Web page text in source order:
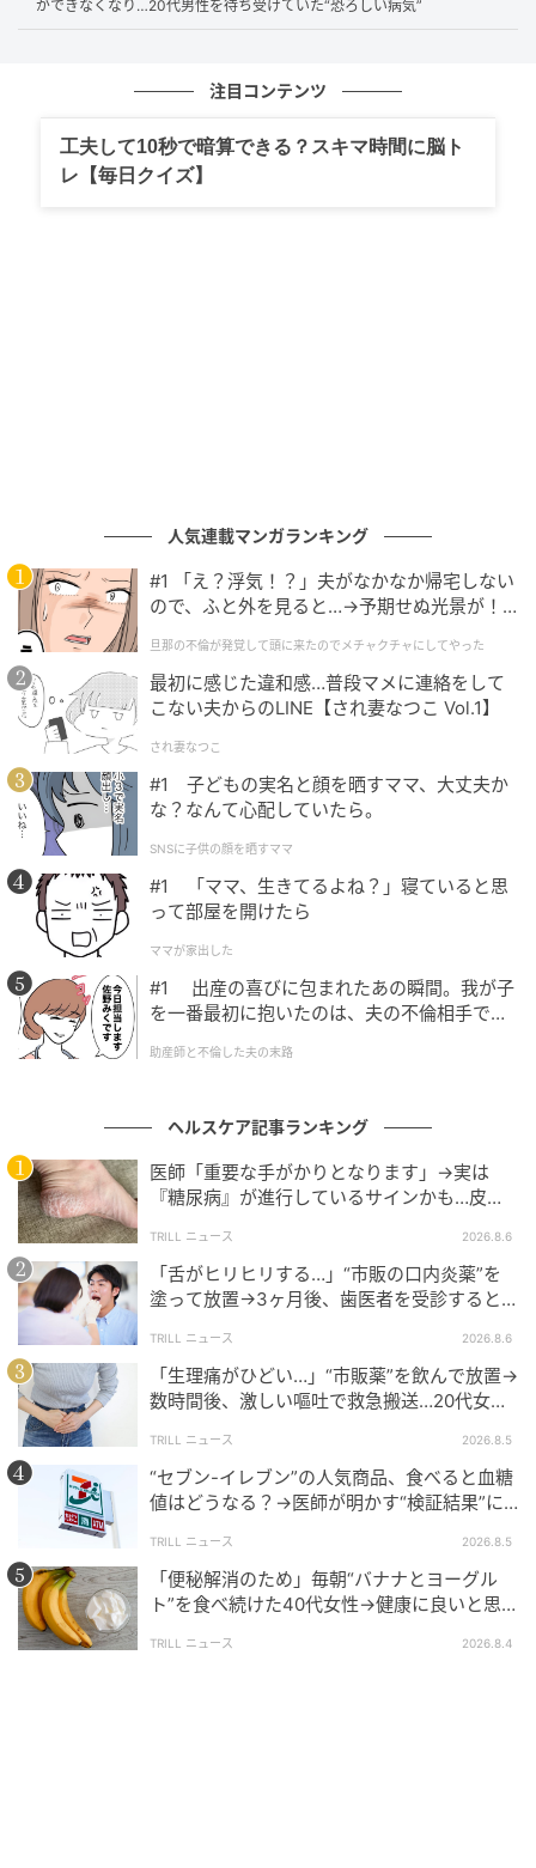
年期だからといって必ず悪化するわけではありません
た日常の些細な変化が重なることが、生活習慣病リス
クを高めやすい背景として潜んでいるのです。」
体は、決して悪いことではありません。しかし、その
方法が『極端』になってしまうと、更年期以降の体に
とっては逆効果となる場合があります。
たとえば、過度な糖質制限には注意が必要です。糖質
を減らした分を、脂身の多い肉やバター、チーズな
ど、飽和脂肪酸の多い食品で補う食べ方になると、
LDLコレステロールが上がりやすくなり、かえって脂
質異常症のリスクを高めることがあります。また、主
食を極端に抜くことで食物繊維が不足し、腸内環境や
血糖コントロールの面で不利になることもあります。
運動についても同様です。健康のためにと、 いきなり
無理な強度の高い運動を始めたり、疲れが取れないま
ま毎日ハードなトレーニングを続けたりすると、疲労
が蓄積してしまいます。その結果、かえってストレス
がかかり、睡眠の質が悪化してしまうケースも少なく
ありません。十分な回復期間を設けずに行う過度な運
更年期以降の体は変化の過渡期にありデリケートで
す。良かれと思った習慣でも、極端な食事制限や無理
な運動、それに伴う疲労蓄積や睡眠悪化が重なると、
結果的にリスクを高めてしまう可能性がある点には注
意が必要です。」
「極端な制限」は卒業。更年期から始めるべ
き賢い健康習慣とは
---生活習慣病を予防し、更年期を健やかに過ごすため
には、具体的にどのような生活を心がければよいので
しょうか？
鷹巣先生：
「生活習慣病を予防するためには
、『何かを極端に制
ができなくなり…20代男性を待ち受けていた“恐ろしい病気”
注目コンテンツ
工夫して10秒で暗算できる？スキマ時間に脳ト
レ【毎日クイズ】
人気連載マンガランキング
#1 「え？浮気！？」夫がなかなか帰宅しない
ので、ふと外を見ると…→予期せぬ光景が！
クチャにしてやった
旦那の不倫が発覚して頭に来たのでメチャクチャにしてやった
最初に感じた違和感…普段マメに連絡をして
こない夫からのLINE【され妻なつこ Vol.1】
され妻なつこ
#1 子どもの実名と顔を晒すママ、大丈夫か
な？なんて心配していたら。
SNSに子供の顔を晒すママ
#1 「ママ、生きてるよね？」寝ていると思
って部屋を開けたら
ママが家出した
#1 出産の喜びに包まれたあの瞬間。我が子
を一番最初に抱いたのは、夫の不倫相手でし
助産師と不倫した夫の末路
ヘルスケア記事ランキング
医師「重要な手がかりとなります」→実は
『糖尿病』が進行しているサインかも…皮膚
TRILL ニュース 2026.8.6
「舌がヒリヒリする…」“市販の口内炎薬”を
塗って放置→3ヶ月後、歯医者を受診すると…
TRILL ニュース 2026.8.6
「生理痛がひどい…」“市販薬”を飲んで放置→
数時間後、激しい嘔吐で救急搬送…20代女性
TRILL ニュース 2026.8.5
“セブン-イレブン”の人気商品、食べると血糖
値はどうなる？→医師が明かす“検証結果”に
TRILL ニュース 2026.8.5
「便秘解消のため」毎朝“バナナとヨーグル
ト”を食べ続けた40代女性→健康に良いと思
TRILL ニュース 2026.8.4